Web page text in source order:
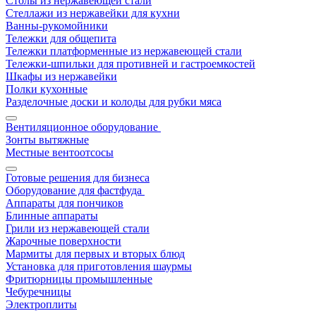
Стеллажи из нержавейки для кухни
Ванны-рукомойники
Тележки для общепита
Тележки платформенные из нержавеющей стали
Тележки-шпильки для противней и гастроемкостей
Шкафы из нержавейки
Полки кухонные
Разделочные доски и колоды для рубки мяса
Вентиляционное оборудование
Зонты вытяжные
Местные вентоотсосы
Готовые решения для бизнеса
Оборудование для фастфуда
Аппараты для пончиков
Блинные аппараты
Грили из нержавеющей стали
Жарочные поверхности
Мармиты для первых и вторых блюд
Установка для приготовления шаурмы
Фритюрницы промышленные
Чебуречницы
Электроплиты